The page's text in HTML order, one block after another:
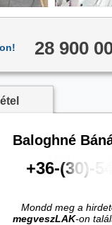
28 900
Baloghné
+36-(30)-
Mondd meg a
megveszLAK-on